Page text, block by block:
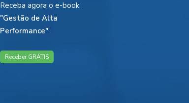
Receba agora o e-book
"Gestão de Alta
Performance"
Receber GRÁTIS